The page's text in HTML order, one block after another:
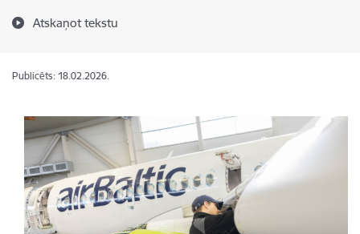
Atskaņot tekstu
Publicēts: 18.02.2026.